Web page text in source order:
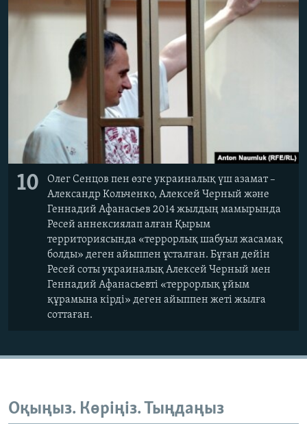
10
Олег Сенцов пен өзге украиналық үш азамат –
Александр Кольченко, Алексей Черный және
Геннадий Афанасьев 2014 жылдың мамырында
Ресей аннексиялап алған Қырым
территориясында «террорлық шабуыл жасамақ
болды» деген айыппен ұсталған. Бұған дейін
Ресей соты украиналық Алексей Черный мен
Геннадий Афанасьевті «террорлық ұйым
құрамына кірді» деген айыппен жеті жылға
соттаған.
Оқыңыз. Көріңіз. Тыңдаңыз